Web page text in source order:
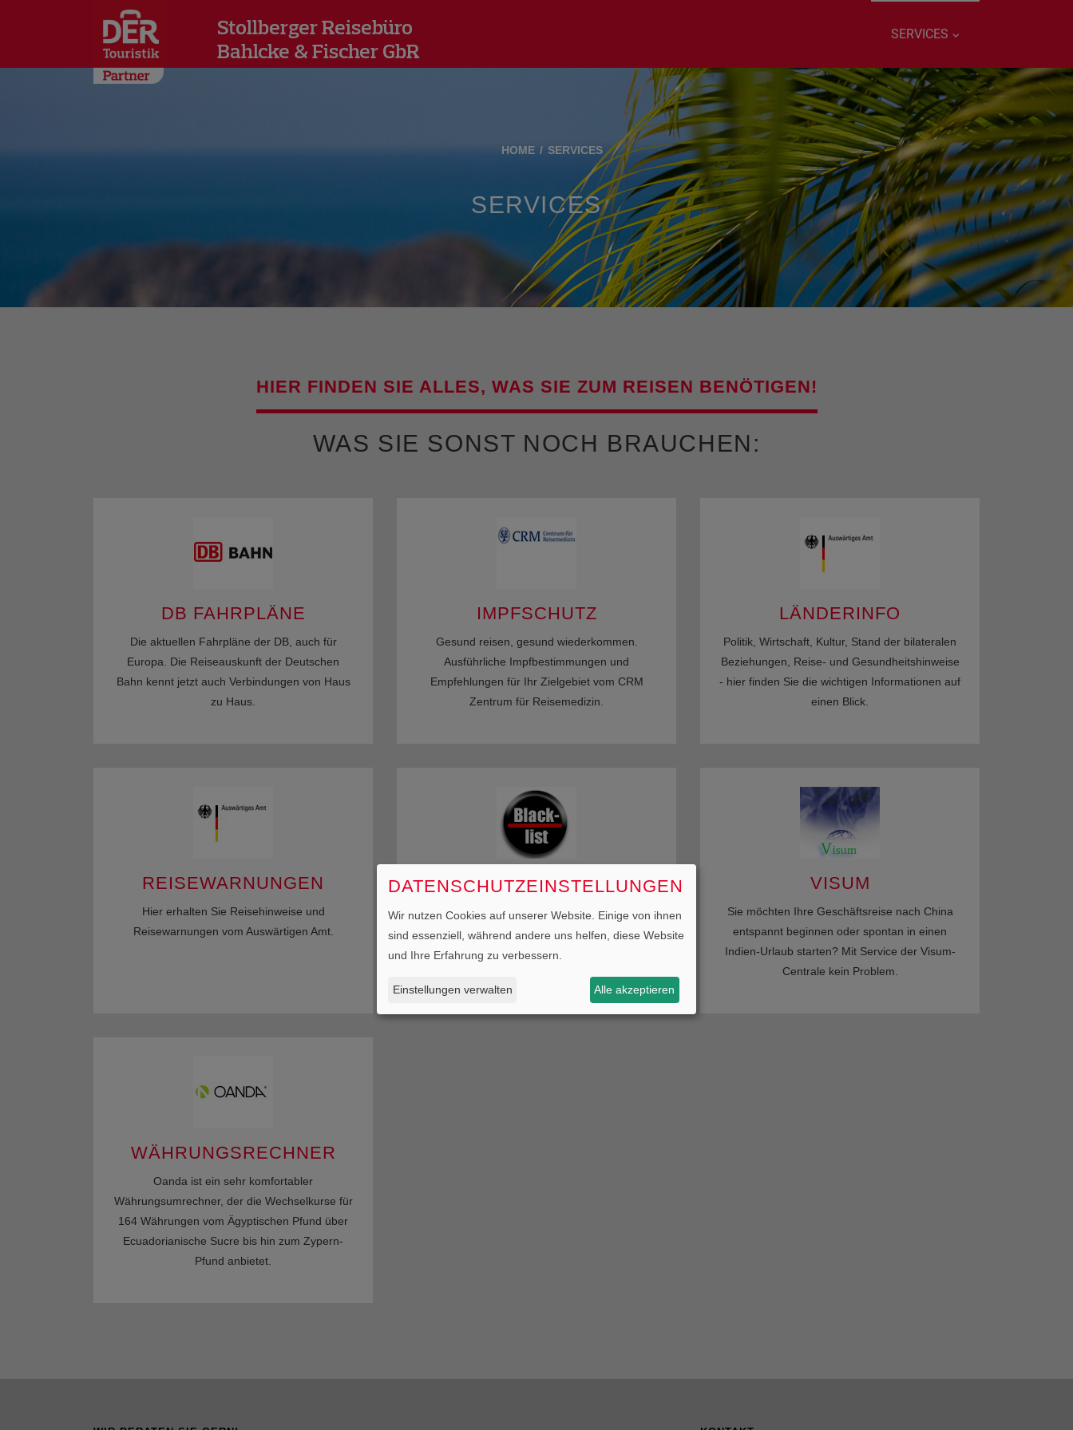
Stollberger Reisebüro
Bahlcke & Fischer GbR
SERVICES
HOME SERVICES
SERVICES
HIER FINDEN SIE ALLES, WAS SIE ZUM REISEN BENÖTIGEN!
WAS SIE SONST NOCH BRAUCHEN:
DB FAHRPLÄNE
Die aktuellen Fahrpläne der DB, auch für
Europa. Die Reiseauskunft der Deutschen
Bahn kennt jetzt auch Verbindungen von Haus
zu Haus.
IMPFSCHUTZ
Gesund reisen, gesund wiederkommen.
Ausführliche Impfbestimmungen und
Empfehlungen für Ihr Zielgebiet vom CRM
Zentrum für Reisemedizin.
LÄNDERINFO
Politik, Wirtschaft, Kultur, Stand der bilateralen
Beziehungen, Reise- und Gesundheitshinweise
- hier finden Sie die wichtigen Informationen auf
einen Blick.
REISEWARNUNGEN
Hier erhalten Sie Reisehinweise und
Reisewarnungen vom Auswärtigen Amt.
SCHWARZE LISTE
Von der Europäischen Union erstellte Liste
unsicherer Fluggesellschaften.
VISUM
Sie möchten Ihre Geschäftsreise nach China
entspannt beginnen oder spontan in einen
Indien-Urlaub starten? Mit Service der Visum-
Centrale kein Problem.
WÄHRUNGSRECHNER
Oanda ist ein sehr komfortabler
Währungsumrechner, der die Wechselkurse für
164 Währungen vom Ägyptischen Pfund über
Ecuadorianische Sucre bis hin zum Zypern-
Pfund anbietet.
DATENSCHUTZEINSTELLUNGEN
Wir nutzen Cookies auf unserer Website. Einige von ihnen
sind essenziell, während andere uns helfen, diese Website
und Ihre Erfahrung zu verbessern.
Einstellungen verwalten Alle akzeptieren